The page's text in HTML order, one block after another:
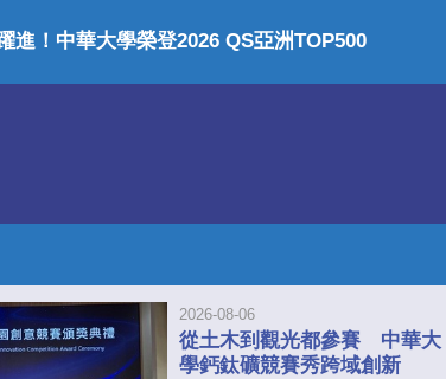
進！中華大學榮登2026 QS亞洲TOP500
2026-08-06
從土木到觀光都參賽 中華大
學鈣鈦礦競賽秀跨域創新